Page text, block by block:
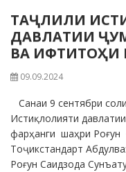
ТАҶЛИЛИ
ДАВЛАТИИ
ВА
09.09.2024
Санаи 9 сентябри
Истиқлолияти
фарҳанги шаҳри Роғун
Тоҷикстандарт
Роғун Саидзода